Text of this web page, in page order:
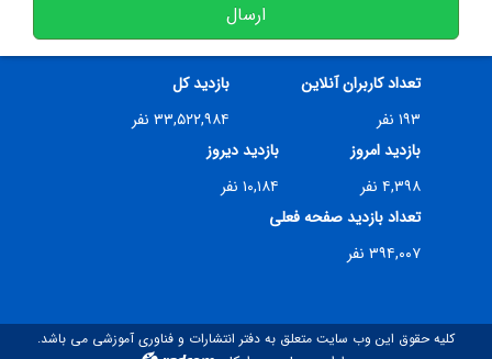
ارسال
تعداد کاربران آنلاین
۱۹۳ نفر
بازدید کل
۳۳,۵۲۲,۹۸۴ نفر
بازدید امروز
۴,۳۹۸ نفر
بازدید دیروز
۱۰,۱۸۴ نفر
تعداد بازدید صفحه فعلی
۳۹۴,۰۰۷ نفر
کلیه حقوق این وب سایت متعلق به دفتر انتشارات و فناوری آموزشی می باشد.